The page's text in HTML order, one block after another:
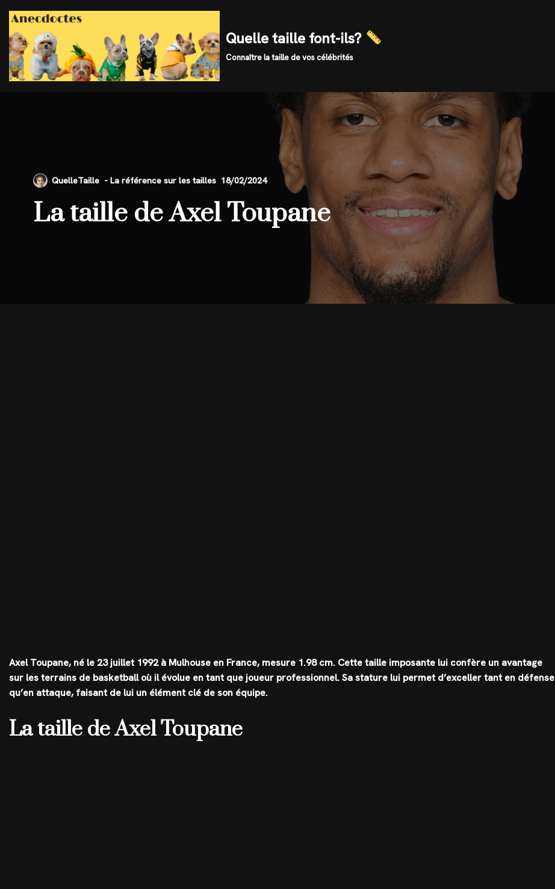
Skip
to
content
Quelle taille font-ils?
Connaître la taille de vos célébrités
QuelleTaille 18/02/2024
La taille de Axel Toupane
Axel Toupane, né le 23 juillet 1992 à Mulhouse en France, mesure 1.98 cm. Cette taille imposante lui confère un avantage
sur les terrains de basketball où il évolue en tant que joueur professionnel. Sa stature lui permet d’exceller tant en défense
qu’en attaque, faisant de lui un élément clé de son équipe.
La taille de Axel Toupane